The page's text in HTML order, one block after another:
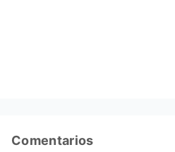
Comentarios